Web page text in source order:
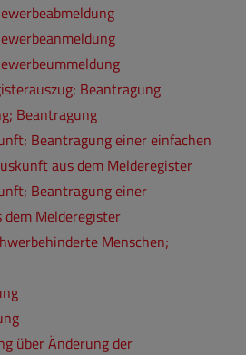
Beantragung
Beantragung
Beantragung einer einfachen
aus dem Melderegister
Beantragung einer
Melderegister
Menschen;
über Änderung der